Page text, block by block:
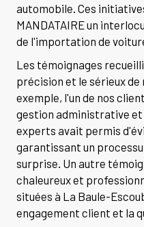
automobile. Ces
MANDATAIRE un
de l'importation de
Les témoignages
précision et le sérieux
exemple, l'un de nos
gestion administrative
experts avait permis
garantissant un
surprise. Un autre
chaleureux et
situées à La Baule-
engagement client et la